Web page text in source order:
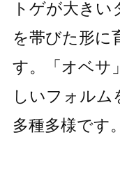
トゲが大き
を帯びた形に
す。「オベサ
しいフォルム
多種多様です。